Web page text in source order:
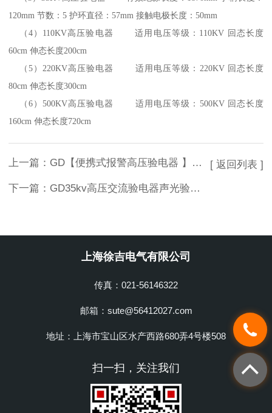
120mm 节数：5 护环直径：57mm 接触电极长度：50mm
（4）110KV高压验电器 适用电压等级：110KV 回态长度
60cm 伸态长度200cm
（5）220KV高压验电器 适用电压等级：220KV 回态长度
80cm 伸态长度300cm
（6）500KV高压验电器 适用电压等级：500KV 回态长度
160cm 伸态长度720cm
上一篇： GD【便携式报警高压验电器 】携带型语音声光报警高压验电器
下一篇： GD35kv高压交流验电器声光验电器伸缩验电器
[ 返回列表 ]
上海徐吉电气有限公司
传真：021-56146322
邮箱：sute@56412027.com
地址：上海市宝山区水产西路680弄4号楼508
扫一扫，关注我们